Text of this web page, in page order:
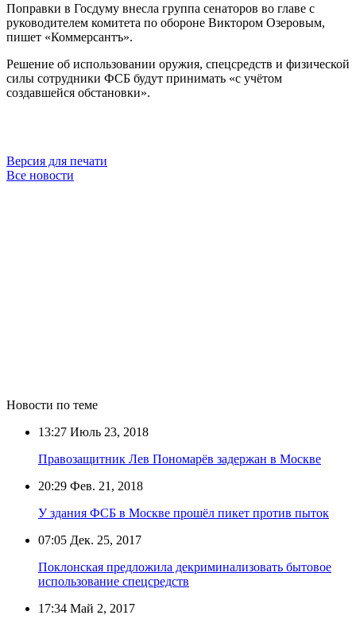
Поправки в Госдуму внесла группа сенаторов во главе с
руководителем комитета по обороне Виктором Озеровым,
пишет «Коммерсантъ».
Решение об использовании оружия, спецсредств и физической
силы сотрудники ФСБ будут принимать «с учётом
создавшейся обстановки».
Версия для печати
Все новости
Новости по теме
13:27 Июль 23, 2018
Правозащитник Лев Пономарёв задержан в Москве
20:29 Фев. 21, 2018
У здания ФСБ в Москве прошёл пикет против пыток
07:05 Дек. 25, 2017
Поклонская предложила декриминализовать бытовое
использование спецсредств
17:34 Май 2, 2017